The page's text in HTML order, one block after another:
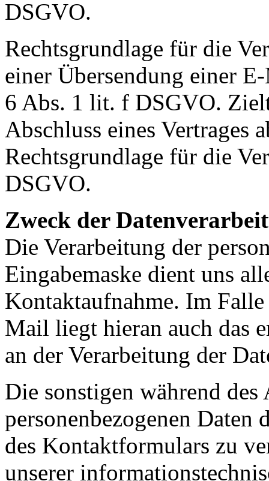
DSGVO.
Rechtsgrundlage für die
einer Übersendung einer
6 Abs. 1 lit. f DSGVO.
Abschluss eines Vertrages
Rechtsgrundlage für die
DSGVO.
Zweck der
Die Verarbeitung der
Eingabemaske dient uns
Kontaktaufnahme. Im
Mail liegt hieran auch das
an der Verarbeitung der
Die sonstigen während des
personenbezogenen Daten
des Kontaktformulars zu
unserer